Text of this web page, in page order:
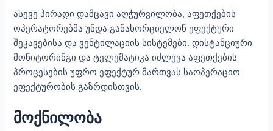
ასევე პირადი დამცავი აღჭურვილობა, აფეთქების
ოპერატორებმა უნდა განახორციელონ ეფექტური
შეკავებისა და ვენტილაციის სისტემები. დისტანციური
მონიტორინგი და ტელემატიკა იძლევა აფეთქების
პროცესების უფრო ეფექტურ მართვას საოპერაციო
ეფექტურობის გაზრდისთვის.
მოქნილობა